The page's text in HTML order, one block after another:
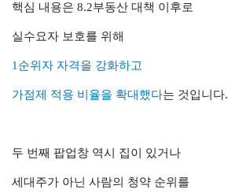
핵심 내용은 8.2부동산 대책 이후로
실수요자 보호를 위해
1순위자 자격을 강화하고
가점제 적용 비율을 확대했다는 것입니다.
두 번째 팝업창 역시 집이 있거나
세대주가 아닌 사람의 청약 순위를